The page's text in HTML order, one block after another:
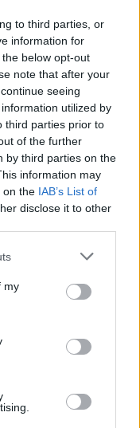
to third parties, or
information for
below opt-out
note that after your
seeing
utilized by
third parties prior to
of the further
by third parties on the
information may
on the IAB’s List of
disclose it to other
or more Google
You may click to
third-party tags to
in below Google
my